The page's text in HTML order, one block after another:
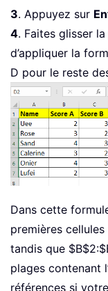
3. Appuyez sur
4. Faites glisser
d’appliquer la
D pour le reste
Dans cette
premières
tandis que
plages contenant
références si